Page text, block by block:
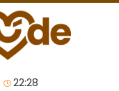
22:28